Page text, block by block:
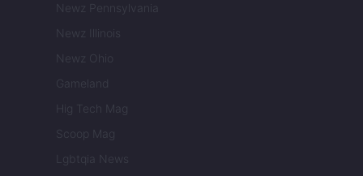
Newz Pennsylvania
Newz Illinois
Newz Ohio
Gameland
Hig Tech Mag
Scoop Mag
Lgbtqia News